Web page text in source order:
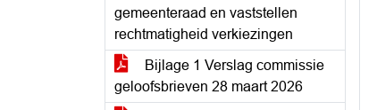
gemeenteraad en vaststellen
rechtmatigheid verkiezingen
Bijlage 1 Verslag commissie
geloofsbrieven 28 maart 2026